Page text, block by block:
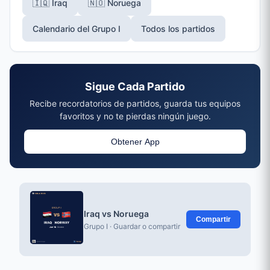
🇮🇶 Iraq 🇳🇴 Noruega
Calendario del Grupo I Todos los partidos
Sigue Cada Partido
Recibe recordatorios de partidos, guarda tus equipos
favoritos y no te pierdas ningún juego.
Obtener App
Iraq vs Noruega
Grupo I · Guardar o compartir
Compartir